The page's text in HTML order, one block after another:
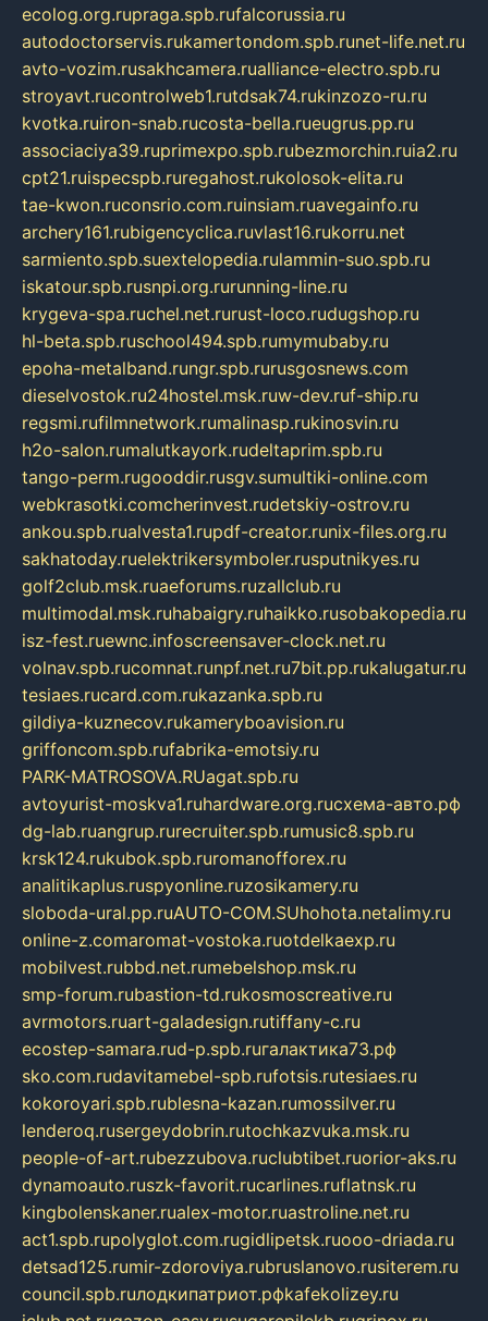
ecolog.org.rupraga.spb.rufalcorussia.ru
autodoctorservis.rukamertondom.spb.runet-life.net.ru
avto-vozim.rusakhcamera.rualliance-electro.spb.ru
stroyavt.rucontrolweb1.rutdsak74.rukinzozo-ru.ru
kvotka.ruiron-snab.rucosta-bella.rueugrus.pp.ru
associaciya39.ruprimexpo.spb.rubezmorchin.ruia2.ru
cpt21.ruispecspb.ruregahost.rukolosok-elita.ru
tae-kwon.ruconsrio.com.ruinsiam.ruavegainfo.ru
archery161.rubigencyclica.ruvlast16.rukorru.net
sarmiento.spb.suextelopedia.rulammin-suo.spb.ru
iskatour.spb.rusnpi.org.rurunning-line.ru
krygeva-spa.ruchel.net.rurust-loco.rudugshop.ru
hl-beta.spb.ruschool494.spb.rumymubaby.ru
epoha-metalband.rungr.spb.rurusgosnews.com
dieselvostok.ru24hostel.msk.ruw-dev.ruf-ship.ru
regsmi.rufilmnetwork.rumalinasp.rukinosvin.ru
h2o-salon.rumalutkayork.rudeltaprim.spb.ru
tango-perm.rugooddir.rusgv.sumultiki-online.com
webkrasotki.comcherinvest.rudetskiy-ostrov.ru
ankou.spb.rualvesta1.rupdf-creator.runix-files.org.ru
sakhatoday.ruelektrikersymboler.rusputnikyes.ru
golf2club.msk.ruaeforums.ruzallclub.ru
multimodal.msk.ruhabaigry.ruhaikko.rusobakopedia.ru
isz-fest.ruewnc.infoscreensaver-clock.net.ru
volnav.spb.rucomnat.runpf.net.ru7bit.pp.rukalugatur.ru
tesiaes.rucard.com.rukazanka.spb.ru
gildiya-kuznecov.rukameryboavision.ru
griffoncom.spb.rufabrika-emotsiy.ru
PARK-MATROSOVA.RUagat.spb.ru
avtoyurist-moskva1.ruhardware.org.ruсхема-авто.рф
dg-lab.ruangrup.rurecruiter.spb.rumusic8.spb.ru
krsk124.rukubok.spb.ruromanofforex.ru
analitikaplus.ruspyonline.ruzosikamery.ru
sloboda-ural.pp.ruAUTO-COM.SUhohota.netalimy.ru
online-z.comaromat-vostoka.ruotdelkaexp.ru
mobilvest.rubbd.net.rumebelshop.msk.ru
smp-forum.rubastion-td.rukosmoscreative.ru
avrmotors.ruart-galadesign.rutiffany-c.ru
ecostep-samara.rud-p.spb.ruгалактика73.рф
sko.com.rudavitamebel-spb.rufotsis.rutesiaes.ru
kokoroyari.spb.rublesna-kazan.rumossilver.ru
lenderoq.rusergeydobrin.rutochkazvuka.msk.ru
people-of-art.rubezzubova.ruclubtibet.ruorior-aks.ru
dynamoauto.ruszk-favorit.rucarlines.ruflatnsk.ru
kingbolenskaner.rualex-motor.ruastroline.net.ru
act1.spb.rupolyglot.com.rugidlipetsk.ruooo-driada.ru
detsad125.rumir-zdoroviya.rubruslanovo.rusiterem.ru
council.spb.ruлодкипатриот.рфkafekolizey.ru